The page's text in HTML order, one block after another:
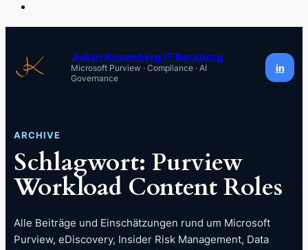
springen
Julian Kusenberg IT Beratung
Microsoft Purview · Compliance · AI
Governance
in
ARCHIVE
Schlagwort: Purview
Workload Content Roles
Alle Beiträge und Einschätzungen rund um Microsoft
Purview, eDiscovery, Insider Risk Management, Data